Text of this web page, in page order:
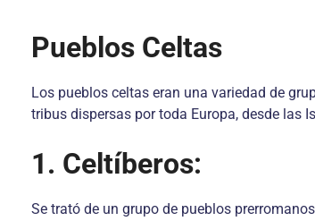
Pueblos Celtas
Los pueblos celtas eran una variedad de
tribus dispersas por toda Europa, desde las
1. Celtíberos:
Se trató de un grupo de pueblos